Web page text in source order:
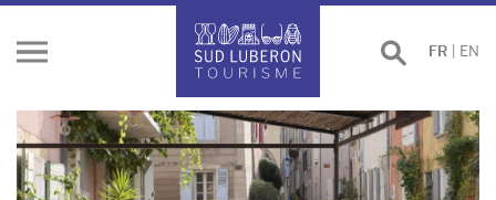
Ouvrir
Effectuer
une
FR EN